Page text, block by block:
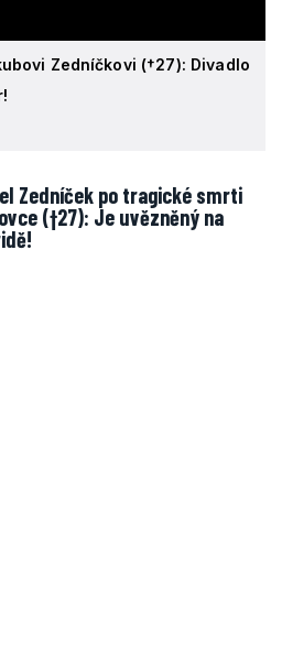
Zedníčkovi (†27): Divadlo
Zedníček po tragické smrti
(†27): Je uvězněný na